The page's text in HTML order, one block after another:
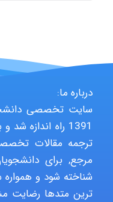
درباره ما:
سایت تخصصی
1391 راه
ترجمه مقالات
مرجع, برای
شناخته شود و
ترین متدها رضایت